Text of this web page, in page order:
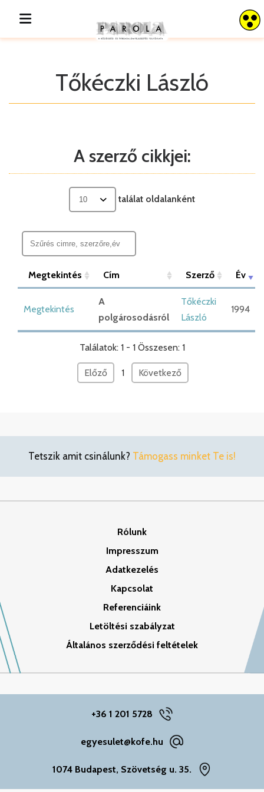
Tőkéczki László
A szerző cikkjei:
találat oldalanként
Megtekintés Cím Szerző Év
Megtekintés
A
polgárosodásról
Tőkéczki
László
1994
Találatok: 1 - 1 Összesen: 1
Előző 1 Következő
Tetszik amit csinálunk? Támogass minket Te is!
Rólunk
Impresszum
Adatkezelés
Kapcsolat
Referenciáink
Letöltési szabályzat
Általános szerződési feltételek
+36 1 201 5728
egyesulet@kofe.hu
1074 Budapest, Szövetség u. 35.